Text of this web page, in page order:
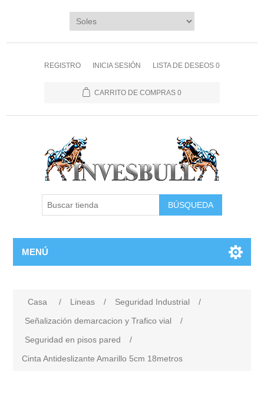
REGISTRO INICIA SESIÓN LISTA DE DESEOS 0
CARRITO DE COMPRAS 0
BÚSQUEDA
MENÚ
Casa / Lineas / Seguridad Industrial
/
Señalización demarcacion y Trafico vial
/
Seguridad en pisos pared
/
Cinta Antideslizante Amarillo 5cm 18metros